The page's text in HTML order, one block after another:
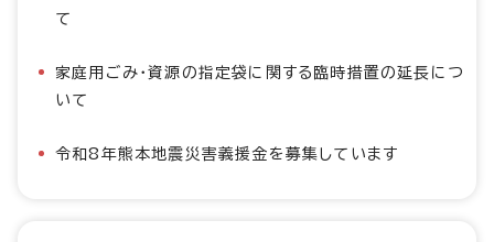
て
家庭用ごみ・資源の指定袋に関する臨時措置の延長につ
いて
令和8年熊本地震災害義援金を募集しています